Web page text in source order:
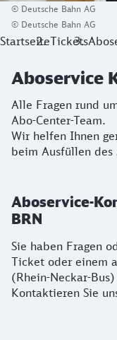
© Deutsche Bahn AG
© Deutsche Bahn AG
StartseiteTickets
Aboservice
Alle Fragen rund
Abo-Center-Team.
Wir helfen Ihnen
beim Ausfüllen des
Aboservice-
BRN
Sie haben Fragen
Ticket oder einem
(Rhein-Neckar-
Kontaktieren Sie